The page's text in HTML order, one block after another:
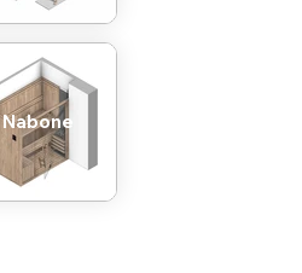
Nabone